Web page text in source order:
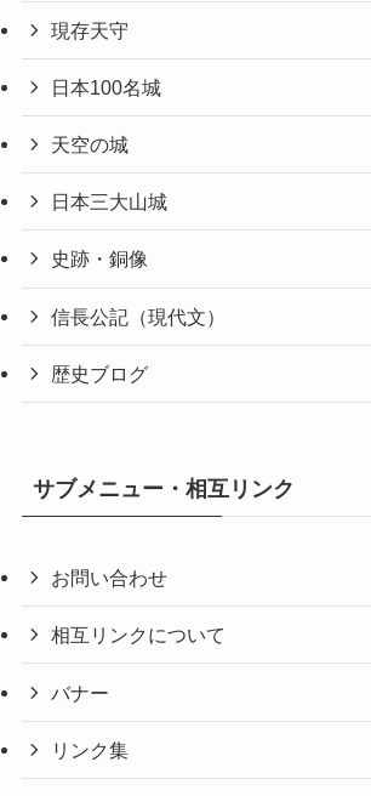
現存天守
日本100名城
天空の城
日本三大山城
史跡・銅像
信長公記（現代文）
歴史ブログ
サブメニュー・相互リンク
お問い合わせ
相互リンクについて
バナー
リンク集